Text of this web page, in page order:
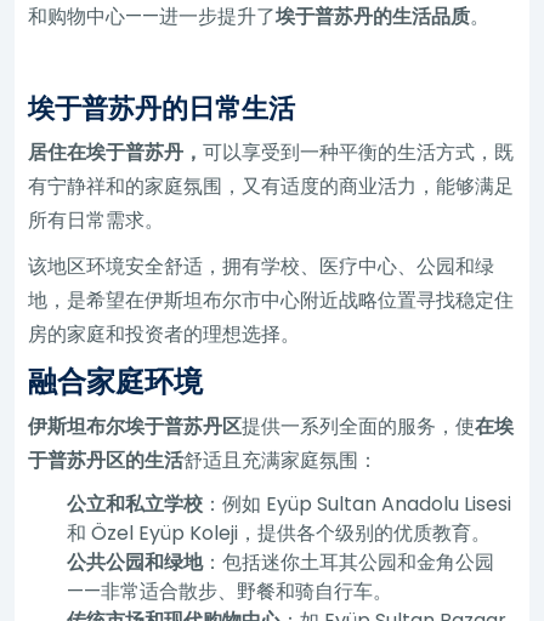
和购物中心——进一步提升了埃于普苏丹的生活品质。
埃于普苏丹的日常生活
居住在埃于普苏丹，可以享受到一种平衡的生活方式，既
有宁静祥和的家庭氛围，又有适度的商业活力，能够满足
所有日常需求。
该地区环境安全舒适，拥有学校、医疗中心、公园和绿
地，是希望在伊斯坦布尔市中心附近战略位置寻找稳定住
房的家庭和投资者的理想选择。
融合家庭环境
伊斯坦布尔埃于普苏丹区提供一系列全面的服务，使在埃
于普苏丹区的生活舒适且充满家庭氛围：
公立和私立学校 ：例如 Eyüp Sultan Anadolu Lisesi
和 Özel Eyüp Koleji，提供各个级别的优质教育。
公共公园和绿地：包括迷你土耳其公园和金角公园
——非常适合散步、野餐和骑自行车。